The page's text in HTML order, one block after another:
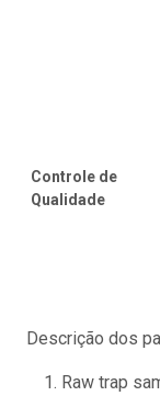
Controle de
Qualidade
Descrição dos
Raw trap